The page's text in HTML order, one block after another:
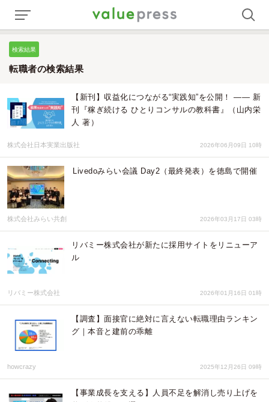
検索結果
転職者の検索結果
【新刊】収益化につながる“実践知”を公開！ —— 新
刊『稼ぎ続ける ひとりコンサルの教科書』（山内栄
人 著）
株式会社日本実業出版社 2026年06月09日 10時
Livedoみらい会議 Day2（最終発表）を徳島で開催
株式会社みらい共創 2026年03月17日 03時
リバミー株式会社が新たに採用サイトをリニューア
ル
リバミー株式会社 2026年01月16日 01時
【調査】面接官に絶対に言えない転職理由ランキン
グ｜本音と建前の乖離
howcrazy 2025年12月26日 09時
【事業成長を支える】人員不足を解消し売り上げを